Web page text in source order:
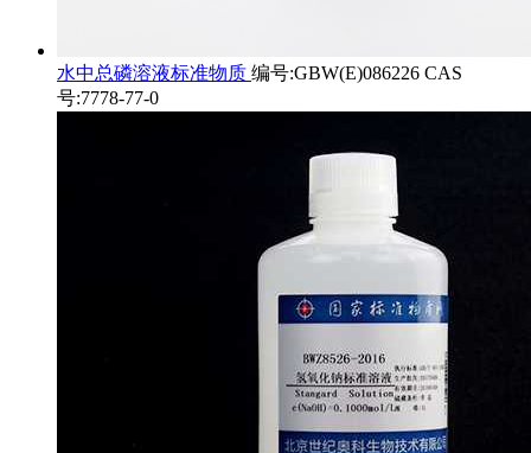
水中总磷溶液标准物质 编号:GBW(E)086226 CAS
号:7778-77-0